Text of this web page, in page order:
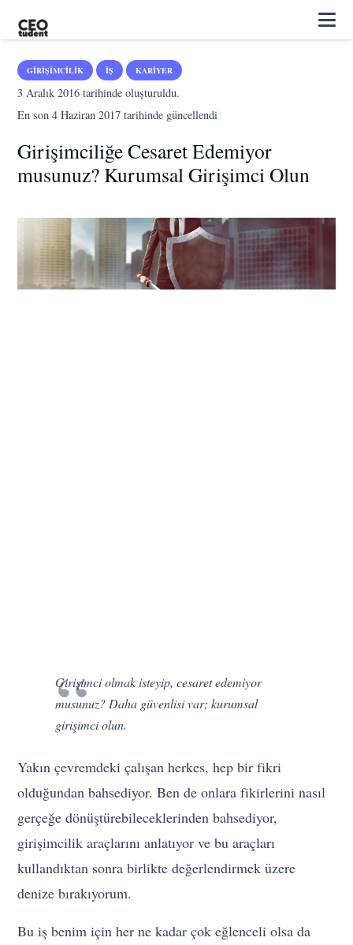
GIRIŞIMCILIK İŞ KARIYER
3 Aralık 2016 tarihinde oluşturuldu.
En son4 Haziran 2017 tarihinde güncellendi
Girişimciliğe Cesaret Edemiyor
musunuz? Kurumsal Girişimci Olun
Girişimci olmak isteyip, cesaret edemiyor
musunuz? Daha güvenlisi var; kurumsal
girişimci olun.
Yakın çevremdeki çalışan herkes, hep bir fikri
olduğundan bahsediyor. Ben de onlara fikirlerini nasıl
gerçeğe dönüştürebileceklerinden bahsediyor,
girişimcilik araçlarını anlatıyor ve bu araçları
kullandıktan sonra birlikte değerlendirmek üzere
denize bırakıyorum.
Bu iş benim için her ne kadar çok eğlenceli olsa da